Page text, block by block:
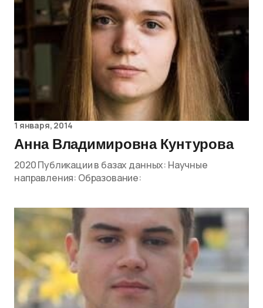
1 января, 2014
Анна Владимировна Кунтурова
2020 Публикации в базах данных: Научные
направления: Образование: